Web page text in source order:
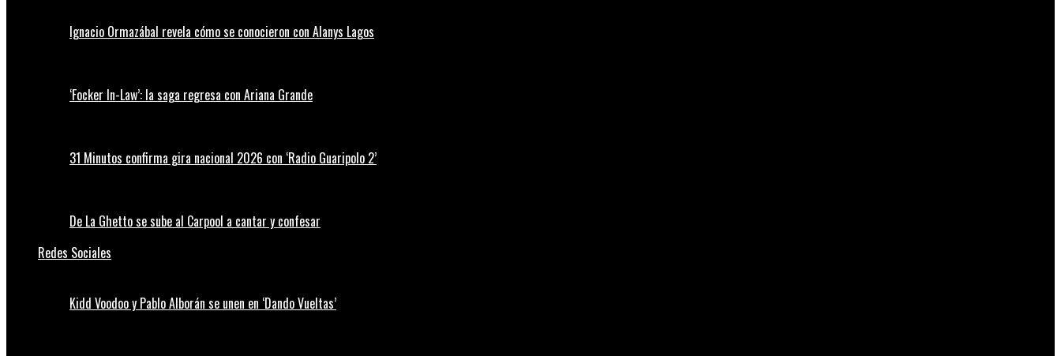
Ignacio Ormazábal revela cómo se conocieron con Alanys Lagos
‘Focker In-Law’: la saga regresa con Ariana Grande
31 Minutos confirma gira nacional 2026 con ‘Radio Guaripolo 2’
De La Ghetto se sube al Carpool a cantar y confesar
Redes Sociales
Kidd Voodoo y Pablo Alborán se unen en ‘Dando Vueltas’